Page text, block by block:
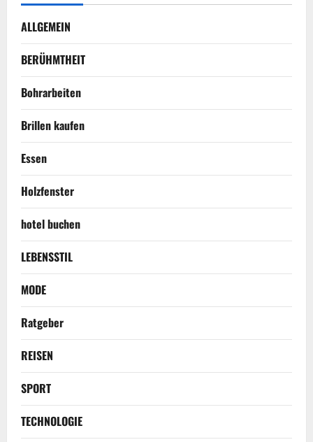
ALLGEMEIN
BERÜHMTHEIT
Bohrarbeiten
Brillen kaufen
Essen
Holzfenster
hotel buchen
LEBENSSTIL
MODE
Ratgeber
REISEN
SPORT
TECHNOLOGIE